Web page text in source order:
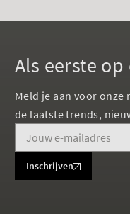
Als eerste
Meld je aan voor
de laatste trends,
Inschrijven